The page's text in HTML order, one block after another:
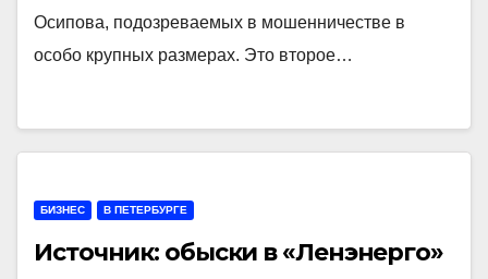
Осипова, подозреваемых в мошенничестве в
особо крупных размерах. Это второе…
БИЗНЕС В ПЕТЕРБУРГЕ
Источник: обыски в «Ленэнерго»